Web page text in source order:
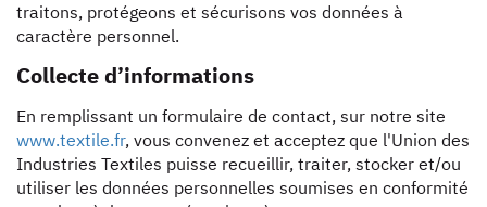
traitons, protégeons et sécurisons vos données à
caractère personnel.
Collecte d’informations
En remplissant un formulaire de contact, sur notre site
www.textile.fr, vous convenez et acceptez que l'Union des
Industries Textiles puisse recueillir, traiter, stocker et/ou
utiliser les données personnelles soumises en conformité